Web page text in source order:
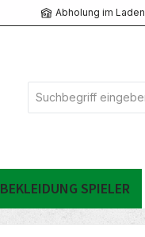
Abholung im Laden
BEKLEIDUNG SPIELER